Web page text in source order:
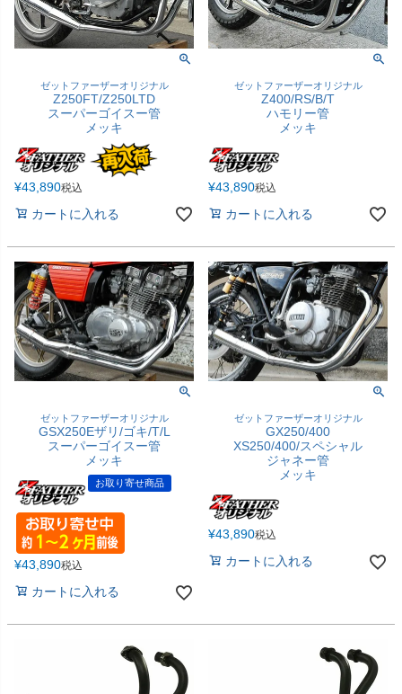
ゼットファーザーオリジナル
Z250FT/Z250LTD
スーパーゴイスー管
メッキ
¥43,890税込
カートに入れる
ゼットファーザーオリジナル
Z400/RS/B/T
ハモリー管
メッキ
¥43,890税込
カートに入れる
ゼットファーザーオリジナル
GSX250Eザリ/ゴキ/T/L
スーパーゴイスー管
メッキ
お取り寄せ商品
¥43,890税込
カートに入れる
ゼットファーザーオリジナル
GX250/400
XS250/400/スペシャル
ジャネー管
メッキ
¥43,890税込
カートに入れる